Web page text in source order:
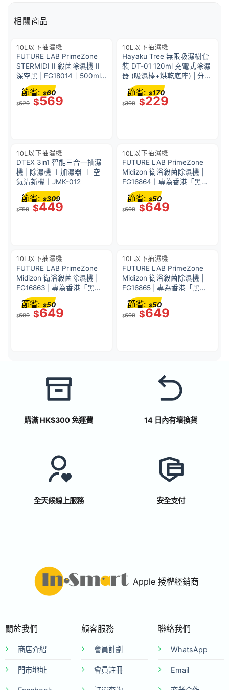
相關商品
10L以下抽濕機
FUTURE LAB PrimeZone
STERMIDI II 殺菌除濕機 II
深空黑 | FG18014｜500ml/
日 三效淨化 活氧殺菌 + 負
離子 700ml水箱 靜音
<46dB 小空間衣櫃適用 抽濕
$629 $569
節省: $60
10L以下抽濕機
Hayaku Tree 無限吸濕樹套
裝 DT-01 120ml 充電式除濕
器 (吸濕棒+烘乾底座) | 分離
式設計(一支可拆成兩件使
用) 香港防潮神器 吸濕除臭
防霉驅蟲 衣櫃吸濕｜抽濕棒
$399 $229
節省: $170
10L以下抽濕機
DTEX 3in1 智能三合一抽濕
機 | 除濕機 ＋加濕器 ＋ 空
氣清新機｜JMK-012
$758 $449
節省: $309
10L以下抽濕機
FUTURE LAB PrimeZone
Midizon 衛浴殺菌除濕機 |
FG16864｜專為香港「黑
廁」及小浴室設計 | 一機雙
效：智能除濕 + 活氧殺菌除
臭 | 雲朵白
$699 $649
節省: $50
10L以下抽濕機
FUTURE LAB PrimeZone
Midizon 衛浴殺菌除濕機 |
FG16863 | 專為香港「黑
廁」及小浴室設計 | 一機雙
效：智能除濕 + 活氧殺菌除
臭 | 金屬灰
$699 $649
節省: $50
10L以下抽濕機
FUTURE LAB PrimeZone
Midizon 衛浴殺菌除濕機 |
FG16865 | 專為香港「黑
廁」及小浴室設計 | 一機雙
效：智能除濕 + 活氧殺菌除
臭 | 深空黑
$699 $649
節省: $50
購滿 HK$300 免運費 14 日內有壞換貨
全天候線上服務 安全支付
Apple 授權經銷商
關於我們
商店介紹
門市地址
顧客服務
會員計劃
會員註冊
聯絡我們
WhatsApp
Email